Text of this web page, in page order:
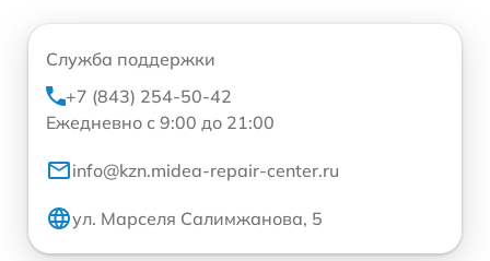
Служба поддержки
+7 (843) 254-50-42
Ежедневно с 9:00 до 21:00
info@kzn.midea-repair-center.ru
ул. Марселя Салимжанова, 5